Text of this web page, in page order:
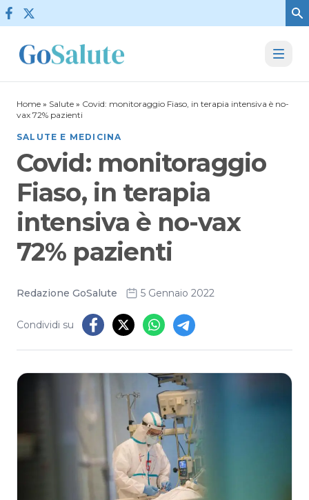
Vai al contenuto
Home » Salute » Covid: monitoraggio Fiaso, in terapia intensiva è no-
vax 72% pazienti
SALUTE E MEDICINA
Covid: monitoraggio
Fiaso, in terapia
intensiva è no-vax
72% pazienti
Redazione GoSalute 5 Gennaio 2022
Condividi su